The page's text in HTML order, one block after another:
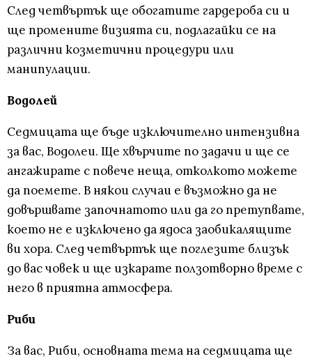
След четвъртък ще обогатите гардероба си и
ще промените визията си, подлагайки се на
различни козметични процедури или
манипулации.
Водолей
Седмицата ще бъде изключително интензивна
за вас, Водолеи. Ще хвърчите по задачи и ще се
ангажирате с повече неща, отколкото можете
да поемете. В някои случаи е възможно да не
довършвате започнатото или да го претупвате,
което не е изключено да ядоса заобикалящите
ви хора. След четвъртък ще поглезите близък
до вас човек и ще изкарате ползотворно време с
него в приятна атмосфера.
Риби
За вас, Риби, основната тема на седмицата ще